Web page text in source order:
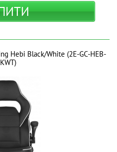
Hebi Black/White (2E-GC-HEB-